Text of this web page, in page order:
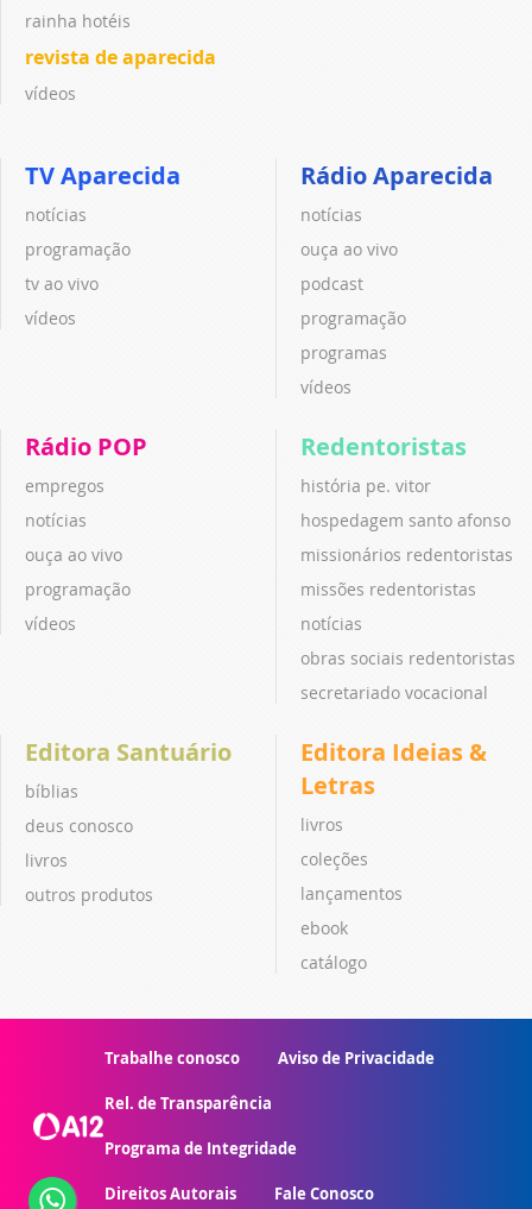
rainha hotéis
revista de aparecida
vídeos
TV Aparecida
notícias
programação
tv ao vivo
vídeos
Rádio Aparecida
notícias
ouça ao vivo
podcast
programação
programas
vídeos
Rádio POP
empregos
notícias
ouça ao vivo
programação
vídeos
Redentoristas
história pe. vitor
hospedagem santo afonso
missionários redentoristas
missões redentoristas
notícias
obras sociais redentoristas
secretariado vocacional
Editora Santuário
bíblias
deus conosco
livros
outros produtos
Editora Ideias &
Letras
livros
coleções
lançamentos
ebook
catálogo
Trabalhe conosco Aviso de Privacidade
Rel. de Transparência
Programa de Integridade
Direitos Autorais Fale Conosco